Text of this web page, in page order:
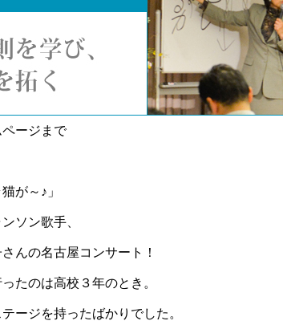
ージまで
が～♪」
ソン歌手、
んの名古屋コンサート！
たのは高校３年のとき。
ージを持ったばかりでした。